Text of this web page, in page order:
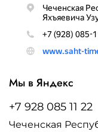
Мы в Яндекс
+7 928 085 11 22
Чеченская